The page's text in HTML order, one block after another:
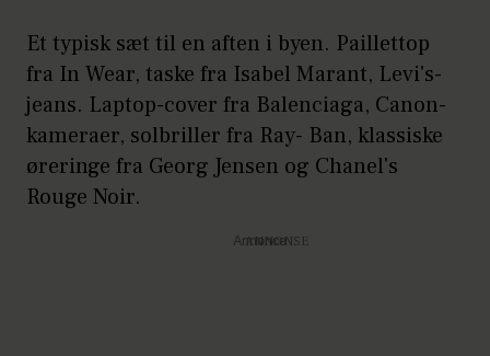
Et typisk sæt til en aften i byen. Paillettop
fra In Wear, taske fra Isabel Marant, Levi's-
jeans. Laptop-cover fra Balenciaga, Canon-
kameraer, solbriller fra Ray- Ban, klassiske
øreringe fra Georg Jensen og Chanel's
Rouge Noir.
Annonce